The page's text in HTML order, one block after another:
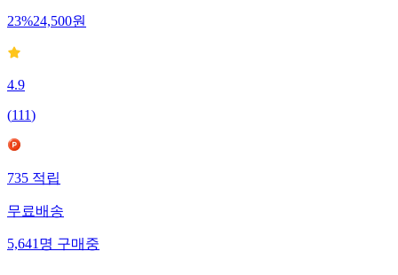
23%24,500원
4.9
(111)
735적립
무료배송
5,641명구매중